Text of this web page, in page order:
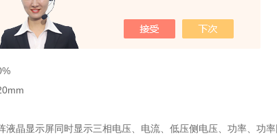
，50Hz±2%
晶显示屏同时显示三相电压、电流、低压侧电压、功率、功率